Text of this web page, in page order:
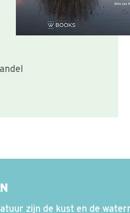
zijn de kust en de